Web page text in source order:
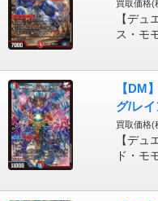
買取価格(
【デュ
ス・モ
【DM
グ/レ
買取価格(
【デュ
ド・モ